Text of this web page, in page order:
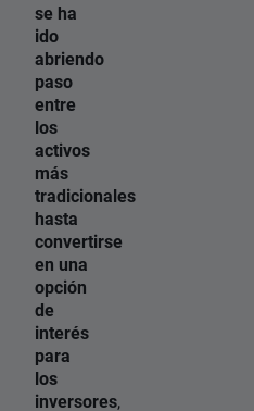
se ha
ido
abriendo
paso
entre
los
activos
más
tradicionales
hasta
convertirse
en una
opción
de
interés
para
los
inversores,